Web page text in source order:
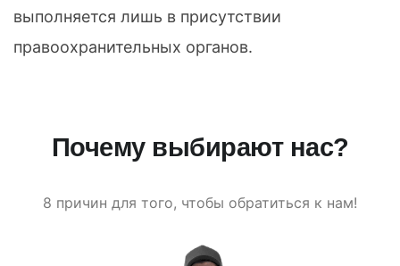
выполняется лишь в присутствии
правоохранительных органов.
Почему выбирают нас?
8 причин для того, чтобы обратиться к нам!